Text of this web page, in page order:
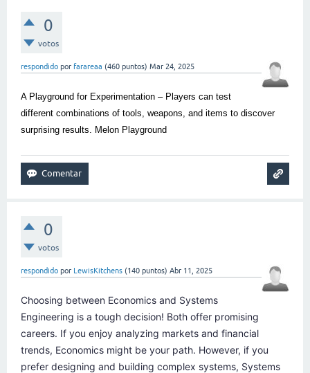
0
votos
respondido por farareaa (460 puntos) Mar 24, 2025
A Playground for Experimentation – Players can test
different combinations of tools, weapons, and items to discover
surprising results.
Melon Playground
0
votos
respondido por LewisKitchens (140 puntos) Abr 11, 2025
Choosing between Economics and Systems
Engineering is a tough decision! Both offer promising
careers. If you enjoy analyzing markets and financial
trends, Economics might be your path. However, if you
prefer designing and building complex systems, Systems